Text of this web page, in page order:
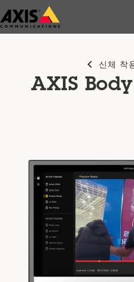
주
요
신체 착
AXIS